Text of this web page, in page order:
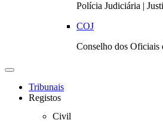
Polícia Judiciária |
COJ
Conselho dos Oficiais
Toggle
navigationTribunais
Registos
Civil